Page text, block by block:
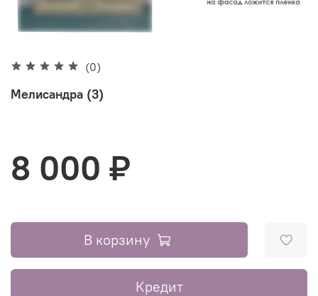
(0)
Мелисандра (3)
8 000 ₽
В корзину
Кредит